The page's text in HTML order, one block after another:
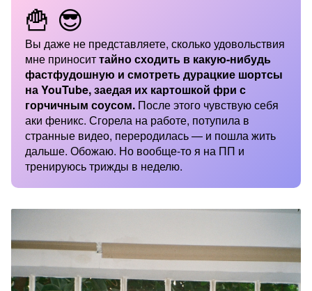
🍟 😎
Вы даже не представляете, сколько удовольствия
мне приноситтайно сходить в какую-нибудь
фастфудошную и смотреть дурацкие шортсы
на YouTube, заедая их картошкой фри с
горчичным соусом. После этого чувствую себя
аки феникс. Сгорела на работе, потупила в
странные видео, переродилась — и пошла жить
дальше. Обожаю. Но вообще-то я на ПП и
тренируюсь трижды в неделю.